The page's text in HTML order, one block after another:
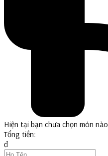
Hiện tại bạn chưa chọn món nào
Tổng tiền:
đ